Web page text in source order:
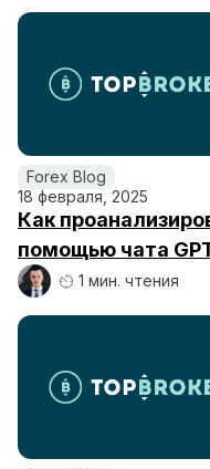
Forex Blog
18 февраля, 2025
Как
помощью чата
1 мин. чтения